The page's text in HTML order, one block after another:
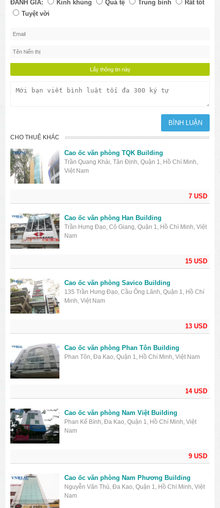
ĐÁNH GIÁ: Kinh khủng Quá tệ Trung bình
Rất tốt
Tuyệt vời
CHO THUÊ KHÁC
7 USD
Cao ốc văn phòng TQK Building
Trần Quang Khải, Tân Định, Quận 1, Hồ Chí Minh,
Việt Nam
15 USD
Cao ốc văn phòng Han Building
Trần Hưng Đạo, Cô Giang, Quận 1, Hồ Chí Minh, Việt
Nam
13 USD
Cao ốc văn phòng Savico Building
135 Trần Hưng Đạo, Cầu Ông Lãnh, Quận 1, Hồ Chí
Minh, Việt Nam
14 USD
Cao ốc văn phòng Phan Tôn Building
Phan Tôn, Đa Kao, Quận 1, Hồ Chí Minh, Việt Nam
9 USD
Cao ốc văn phòng Nam Việt Building
Phan Kế Bính, Đa Kao, Quận 1, Hồ Chí Minh, Việt
Nam
Cao ốc văn phòng Nam Phương Building
Nguyễn Văn Thủ, Đa Kao, Quận 1, Hồ Chí Minh, Việt
Nam